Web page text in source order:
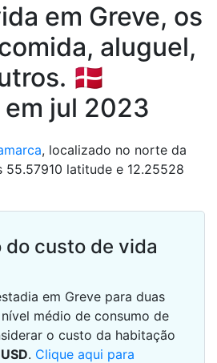
em Greve, os
aluguel,
🇩🇰
jul 2023
, localizado no norte da
55.57910 latitude e 12.25528
do custo de vida
em Greve para duas
médio de consumo de
o custo da habitação
USD. Clique aqui para